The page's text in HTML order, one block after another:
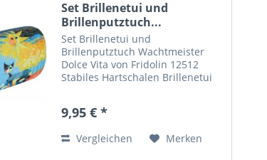
Set Brillenetui und
Brillenputztuch...
Set Brillenetui und
Brillenputztuch Wachtmeister
Dolce Vita von Fridolin 12512
Stabiles Hartschalen Brillenetui
beide Motive Wachtmeister Dolce
9,95 € *
Vergleichen Merken